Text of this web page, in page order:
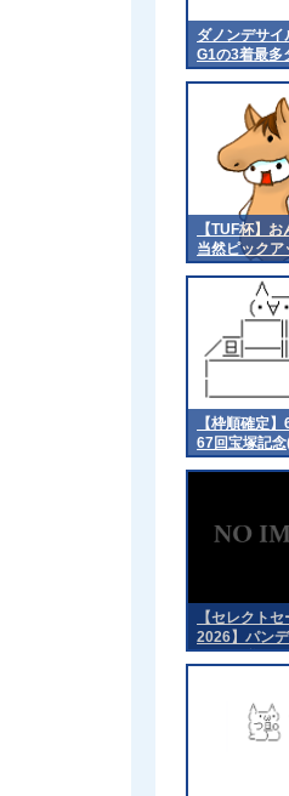
ダノンデサイ
G1の3着最多
で
【TUF杯】
当然ピックア
買ってるよな
【枠順確定
67回宝塚記
part3
【セレクト
2026】パン
2025（父エ